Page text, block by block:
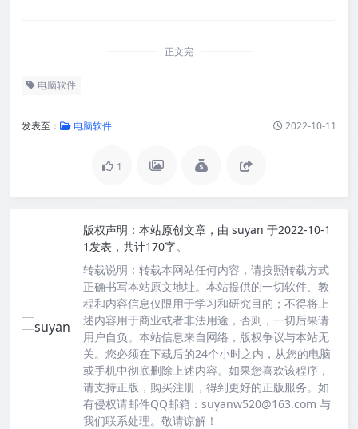
正文完
电脑软件
发表至： 电脑软件 2022-10-11
1
版权声明： 本站原创文章，由 suyan 于2022-10-1
1发表，共计170字。
转载说明： 转载本网站任何内容，请按照转载方式
正确书写本站原文地址。本站提供的一切软件、教
程和内容信息仅限用于学习和研究目的；不得将上
述内容用于商业或者非法用途，否则，一切后果请
用户自负。本站信息来自网络，版权争议与本站无
关。您必须在下载后的24个小时之内，从您的电脑
或手机中彻底删除上述内容。如果您喜欢该程序，
请支持正版，购买注册，得到更好的正版服务。如
有侵权请邮件QQ邮箱：suyanw520@163.com 与
我们联系处理。敬请谅解！